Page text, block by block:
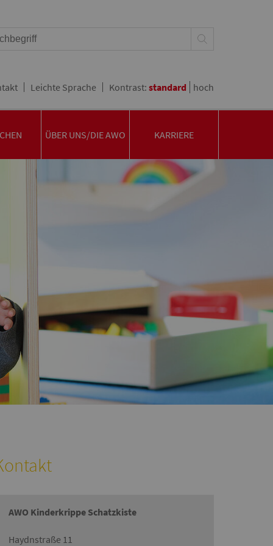
Leichte Sprache Kontrast: standard hoch
ÜBER UNS/DIE AWO KARRIERE
AWO Kinderkrippe Schatzkiste
Haydnstraße 11